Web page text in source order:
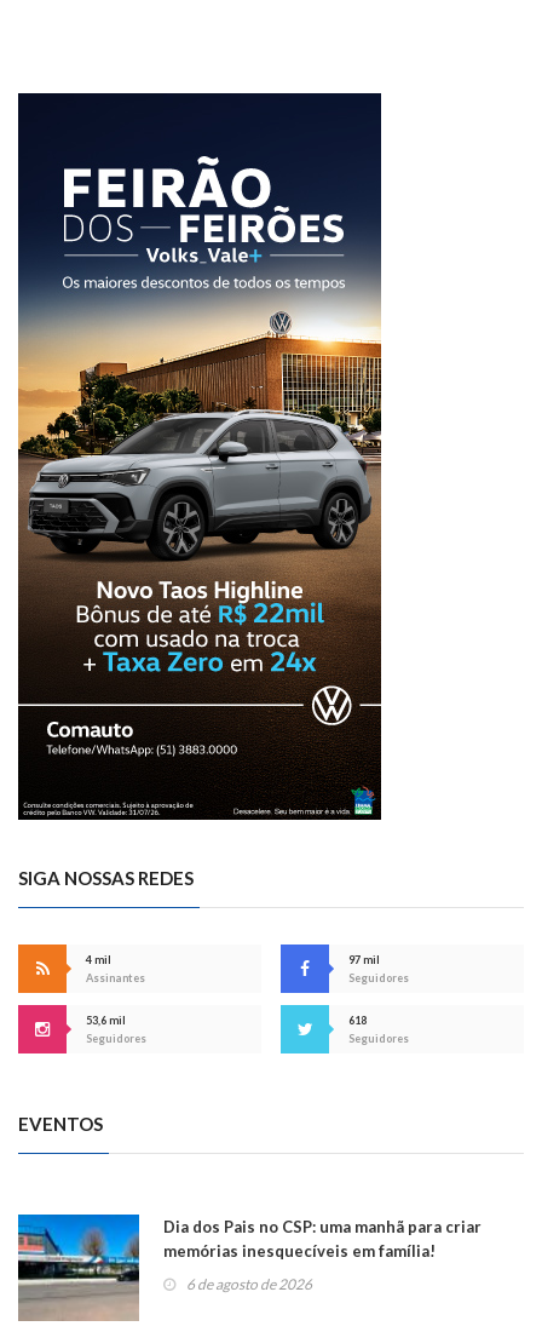
SIGA NOSSAS REDES
4 mil
Assinantes
97 mil
Seguidores
53,6 mil
Seguidores
618
Seguidores
EVENTOS
Dia dos Pais no CSP: uma manhã para criar
memórias inesquecíveis em família!
6 de agosto de 2026